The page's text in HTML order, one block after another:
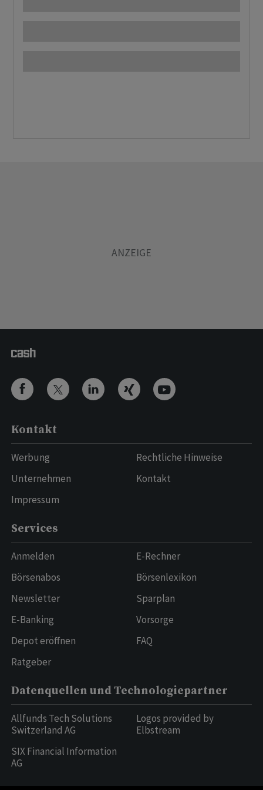
Kontakt
Werbung
Unternehmen
Impressum
Rechtliche Hinweise
Kontakt
Services
Anmelden
Börsenabos
Newsletter
E-Banking
Depot eröffnen
Ratgeber
E-Rechner
Börsenlexikon
Sparplan
Vorsorge
FAQ
Datenquellen und Technologiepartner
Allfunds Tech Solutions
Switzerland AG
SIX Financial Information
AG
Logos provided by
Elbstream